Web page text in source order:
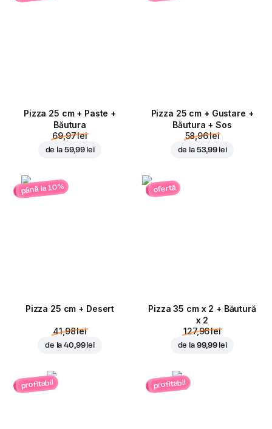
Pizza 25 cm + Paste +
Băutura
69,97 lei
de la 59,99 lei
Pizza 25 cm + Gustare +
Băutura + Sos
58,96 lei
de la 53,99 lei
până la 10%
Pizza 25 cm + Desert
41,98 lei
de la40,99 lei
ofertă
Pizza 35 cm x 2 + Băutură
x 2
127,96 lei
de la 99,99 lei
profitabil profitabil